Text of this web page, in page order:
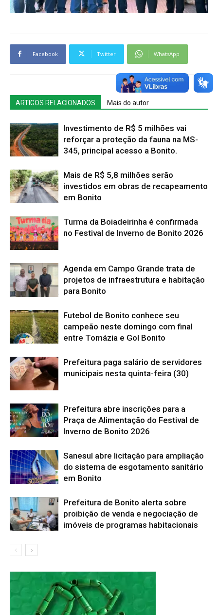
Facebook Twitter WhatsApp
ARTIGOS RELACIONADOS Mais do autor
Investimento de R$ 5 milhões vai
reforçar a proteção da fauna na MS-
345, principal acesso a Bonito.
Mais de R$ 5,8 milhões serão
investidos em obras de recapeamento
em Bonito
Turma da Boiadeirinha é confirmada
no Festival de Inverno de Bonito 2026
Agenda em Campo Grande trata de
projetos de infraestrutura e habitação
para Bonito
Futebol de Bonito conhece seu
campeão neste domingo com final
entre Tomázia e Gol Bonito
Prefeitura paga salário de servidores
municipais nesta quinta-feira (30)
Prefeitura abre inscrições para a
Praça de Alimentação do Festival de
Inverno de Bonito 2026
Sanesul abre licitação para ampliação
do sistema de esgotamento sanitário
em Bonito
Prefeitura de Bonito alerta sobre
proibição de venda e negociação de
imóveis de programas habitacionais